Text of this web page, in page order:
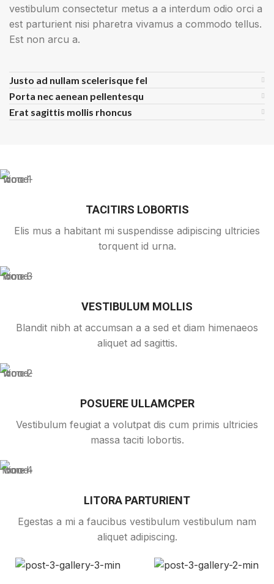
vestibulum consectetur metus a a interdum odio orci a
est parturient nisi pharetra vivamus a commodo tellus.
Est non arcu a.
Justo ad nullam scelerisque fel
Porta nec aenean pellentesqu
Erat sagittis mollis rhoncus
TACITIRS LOBORTIS
Elis mus a habitant mi suspendisse adipiscing ultricies
torquent id urna.
VESTIBULUM MOLLIS
Blandit nibh at accumsan a a sed et diam himenaeos
aliquet ad sagittis.
POSUERE ULLAMCPER
Vestibulum feugiat a volutpat dis cum primis ultricies
massa taciti lobortis.
LITORA PARTURIENT
Egestas a mi a faucibus vestibulum vestibulum nam
aliquet adipiscing.